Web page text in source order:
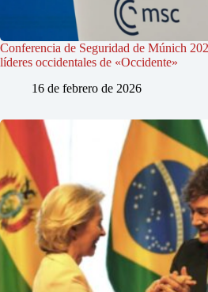
Conferencia de Seguridad de Múnich
líderes occidentales de «Occidente»
16 de febrero de 2026